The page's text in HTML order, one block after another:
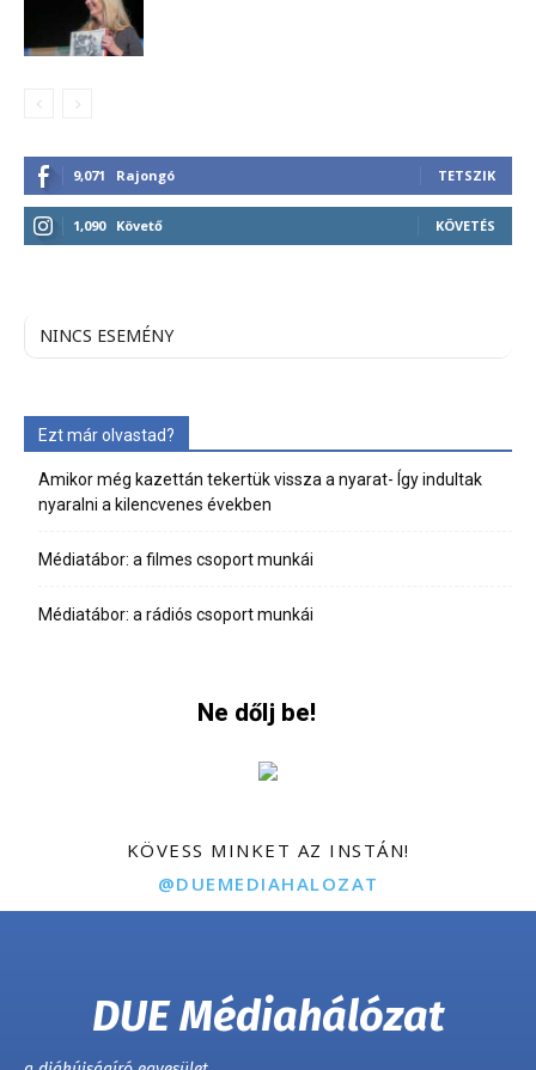
9,071 Rajongó TETSZIK
1,090 Követő KÖVETÉS
NINCS ESEMÉNY
Ezt már olvastad?
Amikor még kazettán tekertük vissza a nyarat- Így indultak
nyaralni a kilencvenes években
Médiatábor: a filmes csoport munkái
Médiatábor: a rádiós csoport munkái
Ne dőlj be!
KÖVESS MINKET AZ INSTÁN!
@DUEMEDIAHALOZAT
DUE Médiahálózat